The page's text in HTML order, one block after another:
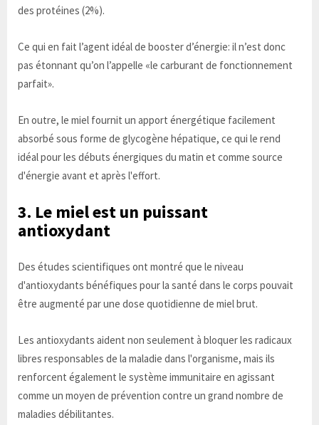
des protéines (2%).
Ce qui en fait l’agent idéal de booster d’énergie: il n’est donc
pas étonnant qu’on l’appelle «le carburant de fonctionnement
parfait».
En outre, le miel fournit un apport énergétique facilement
absorbé sous forme de glycogène hépatique, ce qui le rend
idéal pour les débuts énergiques du matin et comme source
d'énergie avant et après l'effort.
3. Le miel est un puissant
antioxydant
Des études scientifiques ont montré que le niveau
d'antioxydants bénéfiques pour la santé dans le corps pouvait
être augmenté par une dose quotidienne de miel brut.
Les antioxydants aident non seulement à bloquer les radicaux
libres responsables de la maladie dans l'organisme, mais ils
renforcent également le système immunitaire en agissant
comme un moyen de prévention contre un grand nombre de
maladies débilitantes.